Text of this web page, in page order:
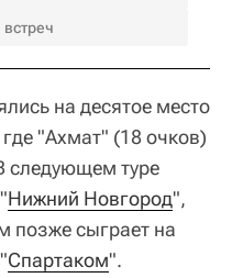
на десятое место
"Ахмат" (18 очков)
следующем туре
Нижний Новгород",
позже сыграет на
Спартаком".